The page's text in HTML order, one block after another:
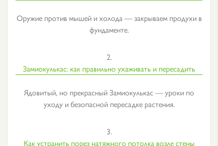
Оружие против мышей и холода — закрываем продухи в
фундаменте.
2.
Замиокулькас: как правильно ухаживать и пересадить
Ядовитый, но прекрасный Замиокулькас — уроки по
уходу и безопасной пересадке растения.
3.
Как устранить порез натяжного потолка возле стены